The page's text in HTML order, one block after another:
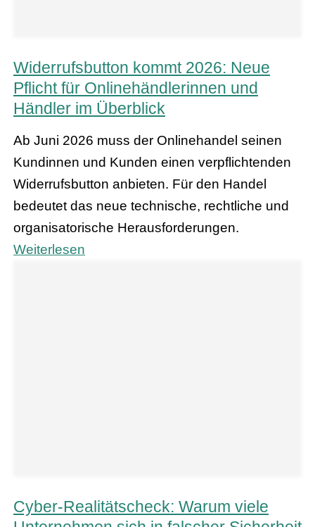
Widerrufsbutton kommt 2026: Neue
Pflicht für Onlinehändlerinnen und
Händler im Überblick
Ab Juni 2026 muss der Onlinehandel seinen
Kundinnen und Kunden einen verpflichtenden
Widerrufsbutton anbieten. Für den Handel
bedeutet das neue technische, rechtliche und
organisatorische Herausforderungen.
Weiterlesen
Cyber-Realitätscheck: Warum viele